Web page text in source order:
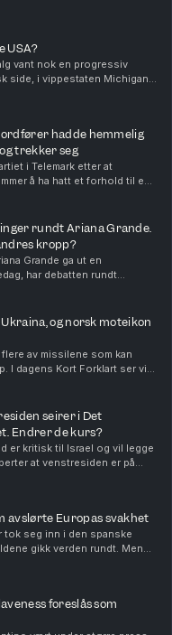
for deg, i dag også om noen
USA?
vant nok en progressiv
side, i vippestaten Michigan.
om sosialismen er på
hadde hemmelig
trekker seg
i Telemark etter at
å ha hatt et forhold til en
saken som alvorlig. Vi
rundt Ariana Grande.
kropp?
Grande ga ut en
har debatten rundt
fans verden over
og norsk moteikon
av missilene som kan
I dagens Kort Forklart ser vi
hvilke konsekvenser det kan
seirer i Det
Endrer de kurs?
er kritisk til Israel og vil legge
at venstresiden er på
partiet i USA. Vi
avslørte Europas svakhet
tok seg inn i den spanske
gikk verden rundt. Men
hva som skjedde kan bli
foreslås som